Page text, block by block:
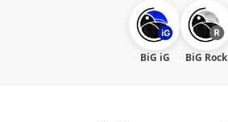
BiG iG BiG Rock